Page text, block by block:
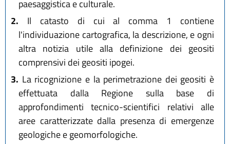
paesaggistica e culturale.
2. Il catasto di cui al comma 1 contiene
l'individuazione cartografica, la descrizione, e ogni
altra notizia utile alla definizione dei geositi
comprensivi dei geositi ipogei.
3. La ricognizione e la perimetrazione dei geositi è
effettuata dalla Regione sulla base di
approfondimenti tecnico-scientifici relativi alle
aree caratterizzate dalla presenza di emergenze
geologiche e geomorfologiche.